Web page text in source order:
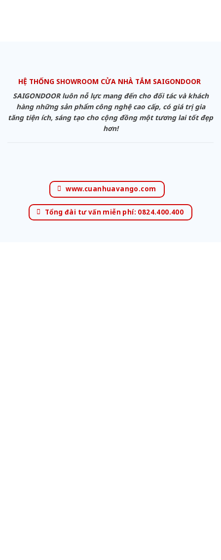
HỆ THỐNG SHOWROOM CỬA NHÀ TẮM SAIGONDOOR
SAIGONDOOR luôn nỗ lực mang đến cho đối tác và khách
hàng những sản phẩm công nghệ cao cấp, có giá trị gia
tăng tiện ích, sáng tạo cho cộng đồng một tương lai tốt đẹp
hơn!
www.cuanhuavango.com
Tổng đài tư vấn miễn phí: 0824.400.400